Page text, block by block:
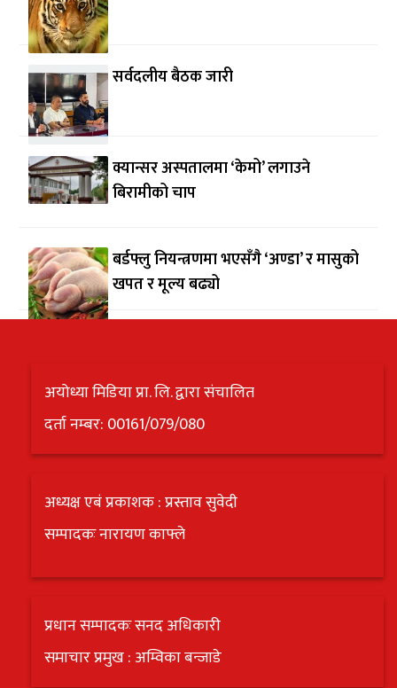
सर्वदलीय बैठक जारी
क्यान्सर अस्पतालमा ‘केमो’ लगाउने
बिरामीको चाप
बर्डफ्लु नियन्त्रणमा भएसँगै ‘अण्डा’ र मासुको
खपत र मूल्य बढ्यो
अयोध्या मिडिया प्रा. लि. द्वारा संचालित
दर्ता नम्बर: 00161/079/080
अध्यक्ष एबं प्रकाशक : प्रस्ताव सुवेदी
सम्पादकः नारायण काफ्ले
प्रधान सम्पादकः सनद अधिकारी
समाचार प्रमुख : अम्विका बन्जाडे